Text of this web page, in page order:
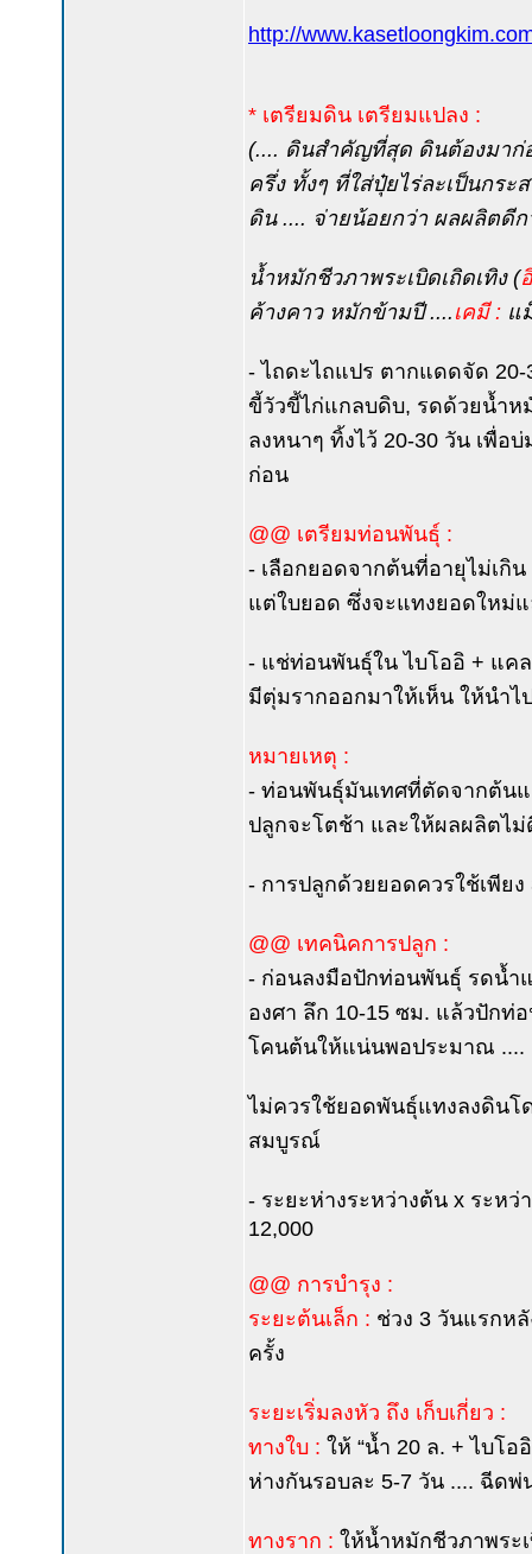
http://
* เตรียมดิน เตรียมแปลง :
(.... ดินสำคัญที่สุด ดินต้องมาก่
ครึ่ง ทั้งๆ ที่ใส่ปุ๋ยไร่ละเป็นกระ
ดิน .... จ่ายน้อยกว่า ผลผลิตดี
น้ำหมักชีวภาพระเบิดเถิดเทิง (
ค้างคาว หมักข้ามปี .... เคมี : แ
- ไถดะไถแปร ตากแดดจัด
ขี้วัวขี้ไก่แกลบดิบ, รดด้วยน้ำห
ลงหนาๆ ทิ้งไว้ 20-30 วัน เพื่อ
ก่อน
@@ เตรียมท่อนพันธุ์ :
- เลือกยอดจากต้นที่อายุไม่เกิ
แต่ใบยอด ซึ่งจะแทงยอดใหม่
- แช่ท่อนพันธุ์ใน ไบโออิ + แค
มีตุ่มรากออกมาให้เห็น ให้นำไ
หมายเหตุ :
- ท่อนพันธุ์มันเทศที่ตัดจากต้นแ
ปลูกจะโตช้า และให้ผลผลิตไ
- การปลูกด้วยยอดควรใช้เพีย
@@ เทคนิคการปลูก :
- ก่อนลงมือปักท่อนพันธุ์ รดน้ำ
องศา ลึก 10-15 ซม. แล้วปักท่
โคนต้นให้แน่นพอประมาณ ....
ไม่ควรใช้ยอดพันธุ์แทงลงดินโ
สมบูรณ์
- ระยะห่างระหว่างต้น x ระห
12,000
@@ การบำรุง :
ระยะต้นเล็ก : ช่วง 3 วันแรกห
ครั้ง
ระยะเริ่มลงหัว ถึง เก็บเกี่ยว :
ทางใบ : ให้ “น้ำ 20 ล. + ไบโ
ห่างกันรอบละ 5-7 วัน .... ฉีดพ่
ทางราก : ให้น้ำหมักชีวภาพระ